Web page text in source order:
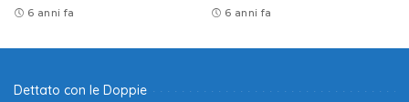
6 anni fa 6 anni fa
Dettato con le Doppie